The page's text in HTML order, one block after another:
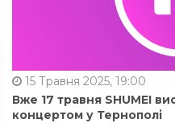
15 Травня 2025, 19:00
Вже 17 травня SHUMEI
концертом у Тернополі